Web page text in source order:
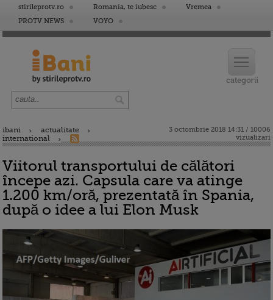
stirileprotv.ro Romania, te iubesc
Vremea
PROTV NEWS
VOYO
ibani
actualitate
international
3 octombrie 2018 14:31 / 10006
vizualizari
Viitorul transportului de călători
începe azi. Capsula care va atinge
1.200 km/oră, prezentată în Spania,
după o idee a lui Elon Musk